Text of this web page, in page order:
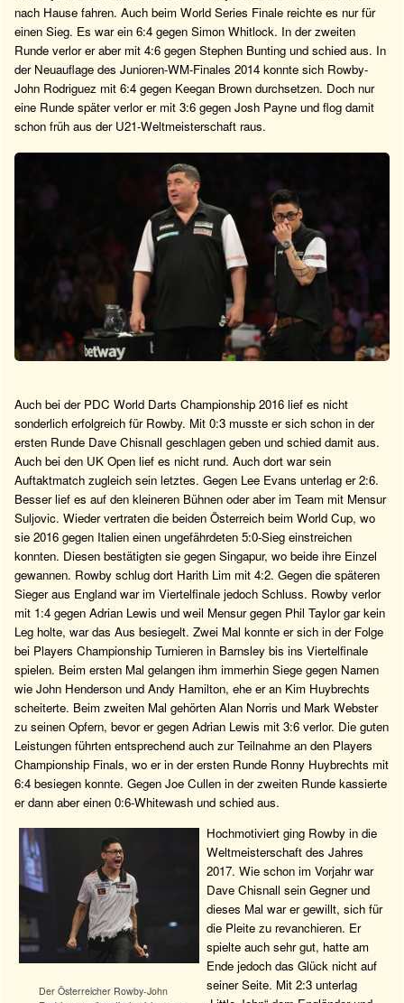
nach Hause fahren. Auch beim World Series Finale reichte es nur für
einen Sieg. Es war ein 6:4 gegen Simon Whitlock. In der zweiten
Runde verlor er aber mit 4:6 gegen Stephen Bunting und schied aus. In
der Neuauflage des Junioren-WM-Finales 2014 konnte sich Rowby-
John Rodriguez mit 6:4 gegen Keegan Brown durchsetzen. Doch nur
eine Runde später verlor er mit 3:6 gegen Josh Payne und flog damit
schon früh aus der U21-Weltmeisterschaft raus.
Auch bei der PDC World Darts Championship 2016 lief es nicht
sonderlich erfolgreich für Rowby. Mit 0:3 musste er sich schon in der
ersten Runde Dave Chisnall geschlagen geben und schied damit aus.
Auch bei den UK Open lief es nicht rund. Auch dort war sein
Auftaktmatch zugleich sein letztes. Gegen Lee Evans unterlag er 2:6.
Besser lief es auf den kleineren Bühnen oder aber im Team mit Mensur
Suljovic. Wieder vertraten die beiden Österreich beim World Cup, wo
sie 2016 gegen Italien einen ungefährdeten 5:0-Sieg einstreichen
konnten. Diesen bestätigten sie gegen Singapur, wo beide ihre Einzel
gewannen. Rowby schlug dort Harith Lim mit 4:2. Gegen die späteren
Sieger aus England war im Viertelfinale jedoch Schluss. Rowby verlor
mit 1:4 gegen Adrian Lewis und weil Mensur gegen Phil Taylor gar kein
Leg holte, war das Aus besiegelt. Zwei Mal konnte er sich in der Folge
bei Players Championship Turnieren in Barnsley bis ins Viertelfinale
spielen. Beim ersten Mal gelangen ihm immerhin Siege gegen Namen
wie John Henderson und Andy Hamilton, ehe er an Kim Huybrechts
scheiterte. Beim zweiten Mal gehörten Alan Norris und Mark Webster
zu seinen Opfern, bevor er gegen Adrian Lewis mit 3:6 verlor. Die guten
Leistungen führten entsprechend auch zur Teilnahme an den Players
Championship Finals, wo er in der ersten Runde Ronny Huybrechts mit
6:4 besiegen konnte. Gegen Joe Cullen in der zweiten Runde kassierte
er dann aber einen 0:6-Whitewash und schied aus.
Der Österreicher Rowby-John
Hochmotiviert ging Rowby in die
Weltmeisterschaft des Jahres
2017. Wie schon im Vorjahr war
Dave Chisnall sein Gegner und
dieses Mal war er gewillt, sich für
die Pleite zu revanchieren. Er
spielte auch sehr gut, hatte am
Ende jedoch das Glück nicht auf
seiner Seite. Mit 2:3 unterlag